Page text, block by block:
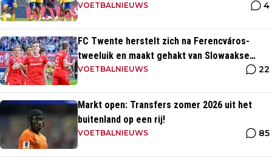
VOETBALNIEUWS 4
FC Twente herstelt zich na Ferencváros-
tweeluik en maakt gehakt van Slowaakse
opponent
VOETBALNIEUWS 22
Markt open: Transfers zomer 2026 uit het
buitenland op een rij!
VOETBALNIEUWS 85